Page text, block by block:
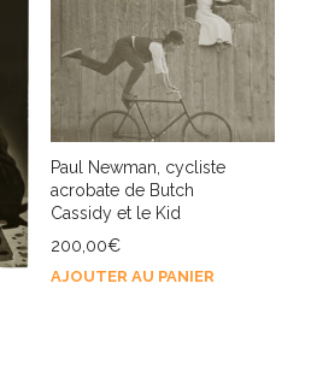
Paul Newman, cycliste
acrobate de Butch
Cassidy et le Kid
200,00€
AJOUTER AU PANIER